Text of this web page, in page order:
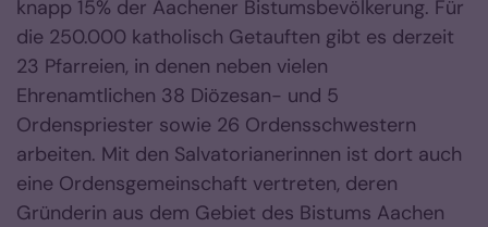
knapp 15% der Aachener Bistumsbevölkerung. Für
die 250.000 katholisch Getauften gibt es derzeit
23 Pfarreien, in denen neben vielen
Ehrenamtlichen 38 Diözesan- und 5
Ordenspriester sowie 26 Ordensschwestern
arbeiten. Mit den Salvatorianerinnen ist dort auch
eine Ordensgemeinschaft vertreten, deren
Gründerin aus dem Gebiet des Bistums Aachen